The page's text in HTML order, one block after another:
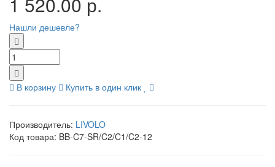
Нашли дешевле?
В корзину Купить в один клик
Производитель: LIVOLO
Код товара: BB-C7-SR/C2/C1/C2-12